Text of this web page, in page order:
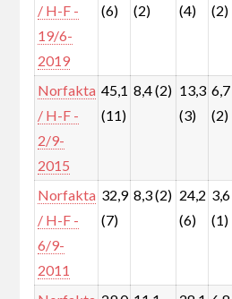
/ H-F -
19/6-
2019
(6)
(2)
(4)
(2)
Norfakta
/ H-F -
2/9-
2015
45,1
(11)
8,4 (2) 13,3
(3)
6,7
(2)
Norfakta
/ H-F -
6/9-
2011
32,9
(7)
8,3 (2) 24,2
(6)
3,6
(1)